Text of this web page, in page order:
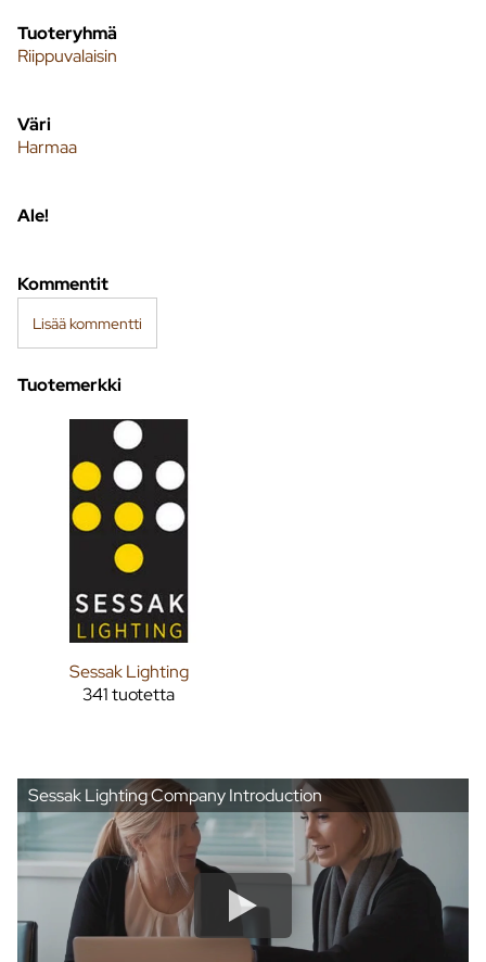
Tuoteryhmä
Riippuvalaisin
Väri
Harmaa
Ale!
Kommentit
Lisää kommentti
Tuotemerkki
Sessak Lighting
341 tuotetta
Sessak Lighting Company Introduction